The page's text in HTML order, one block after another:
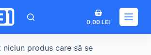
Coș
de
0,00LEI
produs care să se